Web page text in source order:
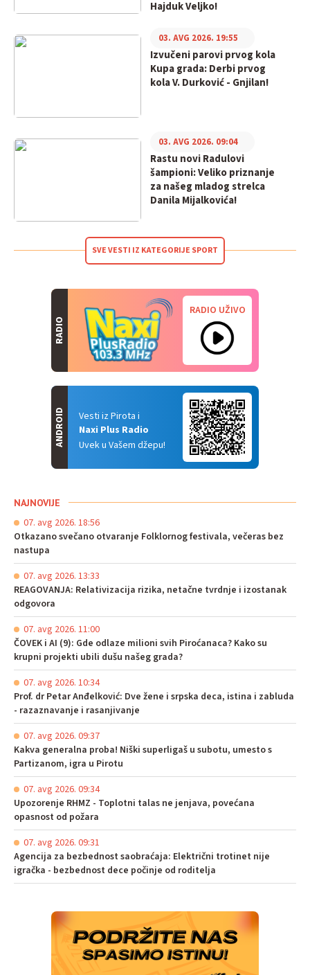
Hajduk Veljko!
Izvučeni parovi prvog kola
Kupa grada: Derbi prvog
kola V. Durković - Gnjilan!
03. AVG 2026. 19:55
Rastu novi Radulovi
šampioni: Veliko priznanje
za našeg mladog strelca
Danila Mijalkovića!
03. AVG 2026. 09:04
SVE VESTI IZ KATEGORIJE SPORT
RADIO
RADIO UŽIVO
Vesti iz Pirota i
Naxi Plus Radio
Uvek u Vašem džepu!
ANDROID
NAJNOVIJE
07. avg 2026. 18:56
Otkazano svečano otvaranje Folklornog festivala, večeras bez
nastupa
07. avg 2026. 13:33
REAGOVANJA: Relativizacija rizika, netačne tvrdnje i izostanak
odgovora
07. avg 2026. 11:00
ČOVEK i AI (9): Gde odlaze milioni svih Piroćanaca? Kako su
krupni projekti ubili dušu našeg grada?
07. avg 2026. 10:34
Prof. dr Petar Anđelković: Dve žene i srpska deca, istina i zabluda
- razaznavanje i rasanjivanje
07. avg 2026. 09:37
Kakva generalna proba! Niški superligaš u subotu, umesto s
Partizanom, igra u Pirotu
07. avg 2026. 09:34
Upozorenje RHMZ - Toplotni talas ne jenjava, povećana
opasnost od požara
07. avg 2026. 09:31
Agencija za bezbednost saobraćaja: Električni trotinet nije
igračka - bezbednost dece počinje od roditelja